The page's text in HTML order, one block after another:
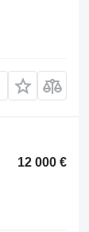
12 000 €